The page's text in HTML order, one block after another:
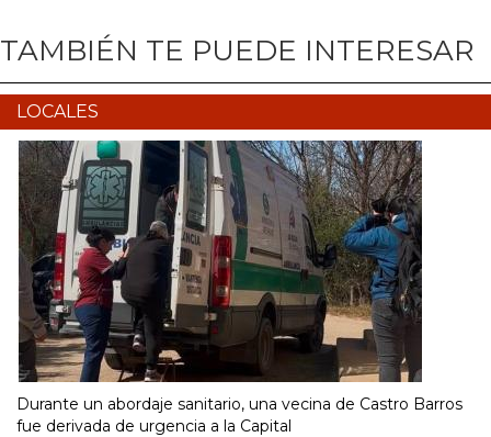
TAMBIÉN TE PUEDE INTERESAR
LOCALES
Durante un abordaje sanitario, una vecina de Castro Barros
fue derivada de urgencia a la Capital